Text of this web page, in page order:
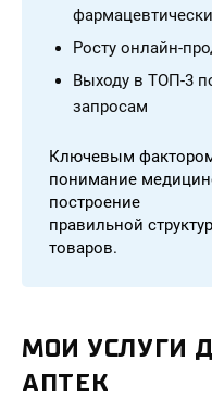
Росту онлайн-
Выходу в ТОП-3
запросам
Ключевым фактором
понимание
построение
правильной
товаров.
МОИ УСЛУГИ
АПТЕК